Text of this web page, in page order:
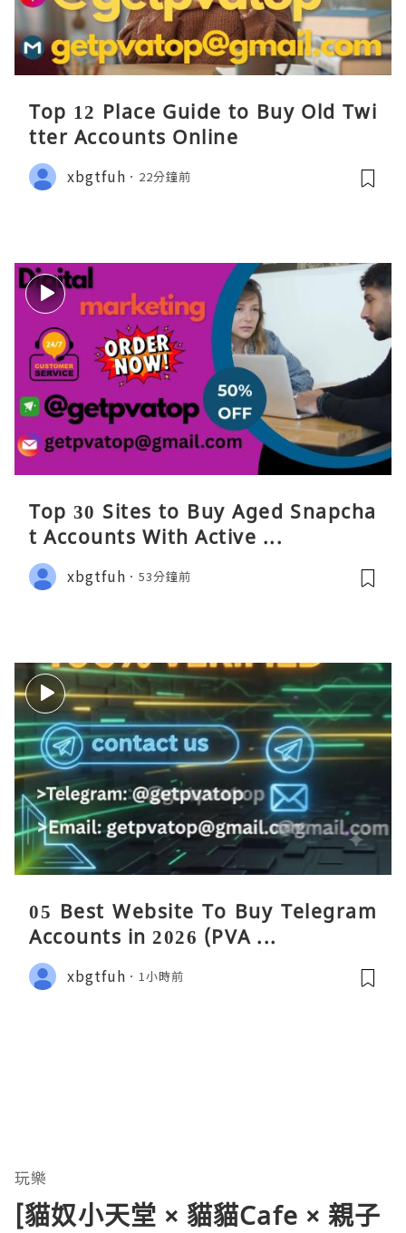
Top 12 Place Guide to Buy Old Twi
tter Accounts Online
xbgtfuh 22分鐘前
Top 30 Sites to Buy Aged Snapcha
t Accounts With Active ...
xbgtfuh 53分鐘前
05 Best Website To Buy Telegram
Accounts in 2026 (PVA ...
xbgtfuh 1小時前
玩樂
[貓奴小天堂 × 貓貓Cafe × 親子